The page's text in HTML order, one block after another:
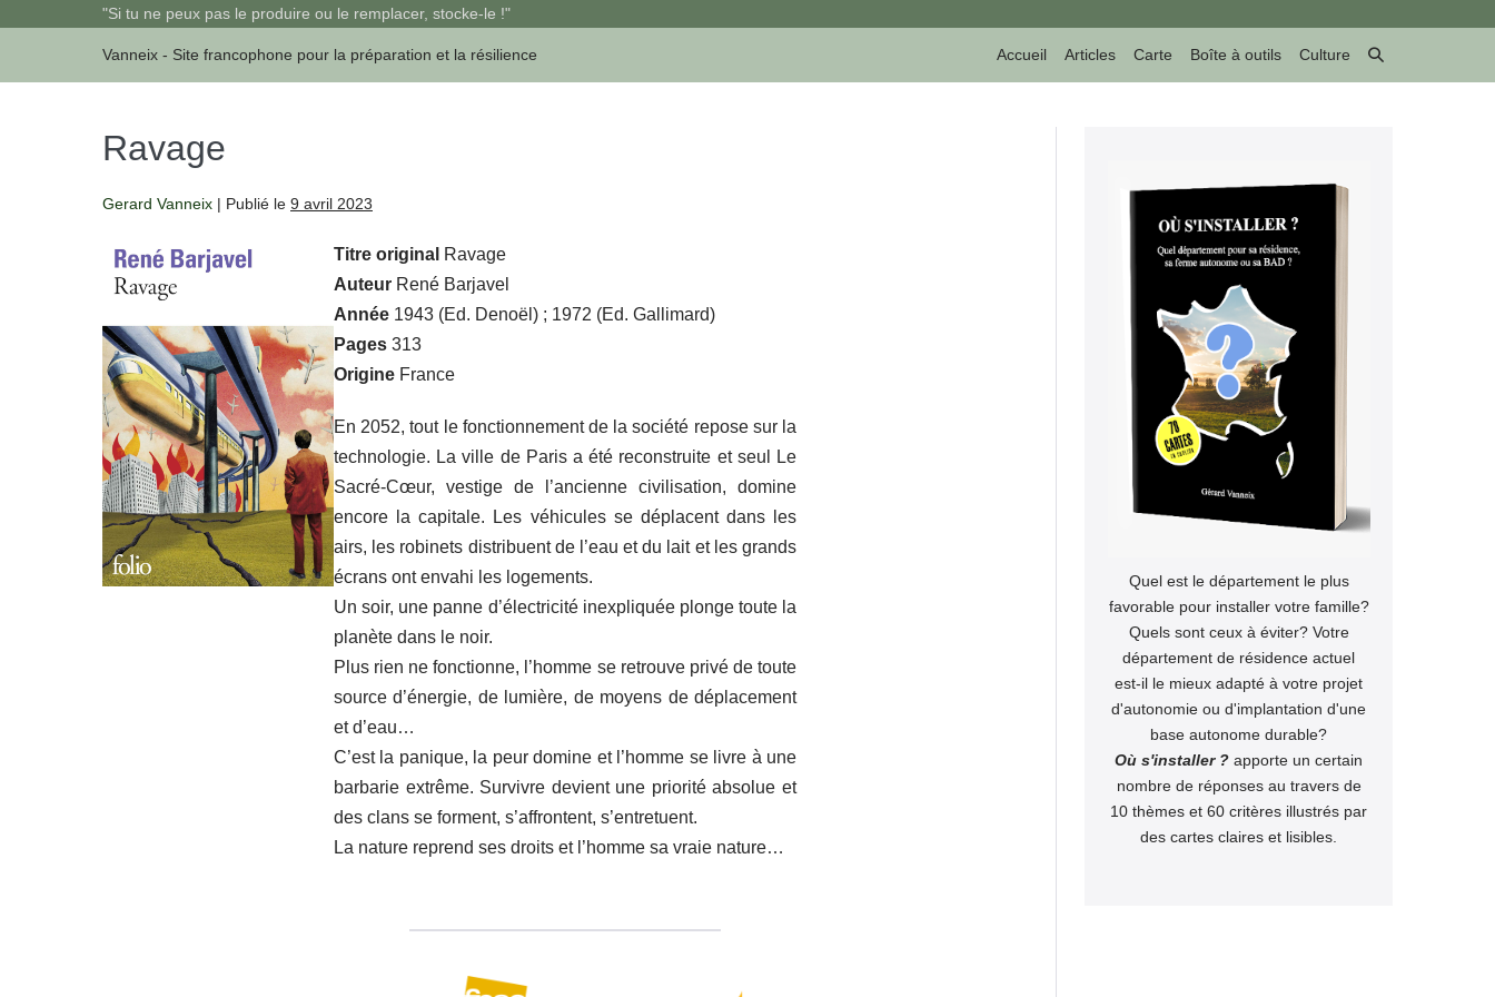
"Si tu ne peux pas le produire ou le remplacer, stocke-le !"
Vanneix - Site francophone pour la préparation et la résilience Accueil Articles Carte Boîte à outils Culture
Basculer
la
Ravage
Gerard Vanneix | Publié le 9 avril 2023
Titre original Ravage
Auteur René Barjavel
Année 1943 (Ed. Denoël) ; 1972 (Ed. Gallimard)
Pages 313
Origine France
En 2052, tout le fonctionnement de la société repose sur la
technologie. La ville de Paris a été reconstruite et seul Le
Sacré-Cœur, vestige de l’ancienne civilisation, domine
encore la capitale. Les véhicules se déplacent dans les
airs, les robinets distribuent de l’eau et du lait et les grands
écrans ont envahi les logements.
Un soir, une panne d’électricité inexpliquée plonge toute la
planète dans le noir.
Plus rien ne fonctionne, l’homme se retrouve privé de toute
source d’énergie, de lumière, de moyens de déplacement
et d’eau…
C’est la panique, la peur domine et l’homme se livre à une
barbarie extrême. Survivre devient une priorité absolue et
des clans se forment, s’affrontent, s’entretuent.
La nature reprend ses droits et l’homme sa vraie nature…
Quel est le département le plus
favorable pour installer votre famille?
Quels sont ceux à éviter? Votre
département de résidence actuel
est-il le mieux adapté à votre projet
d'autonomie ou d'implantation d'une
base autonome durable?
Où s'installer ? apporte un certain
nombre de réponses au travers de
10 thèmes et 60 critères illustrés par
des cartes claires et lisibles.